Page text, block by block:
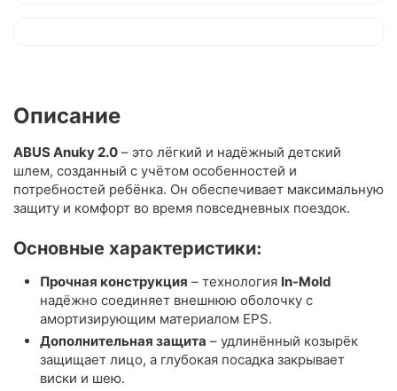
Описание
ABUS Anuky 2.0 – это лёгкий и надёжный детский
шлем, созданный с учётом особенностей и
потребностей ребёнка. Он обеспечивает максимальную
защиту и комфорт во время повседневных поездок.
Основные характеристики:
Прочная конструкция – технология In-Mold
надёжно соединяет внешнюю оболочку с
амортизирующим материалом EPS.
Дополнительная защита – удлинённый козырёк
защищает лицо, а глубокая посадка закрывает
виски и шею.